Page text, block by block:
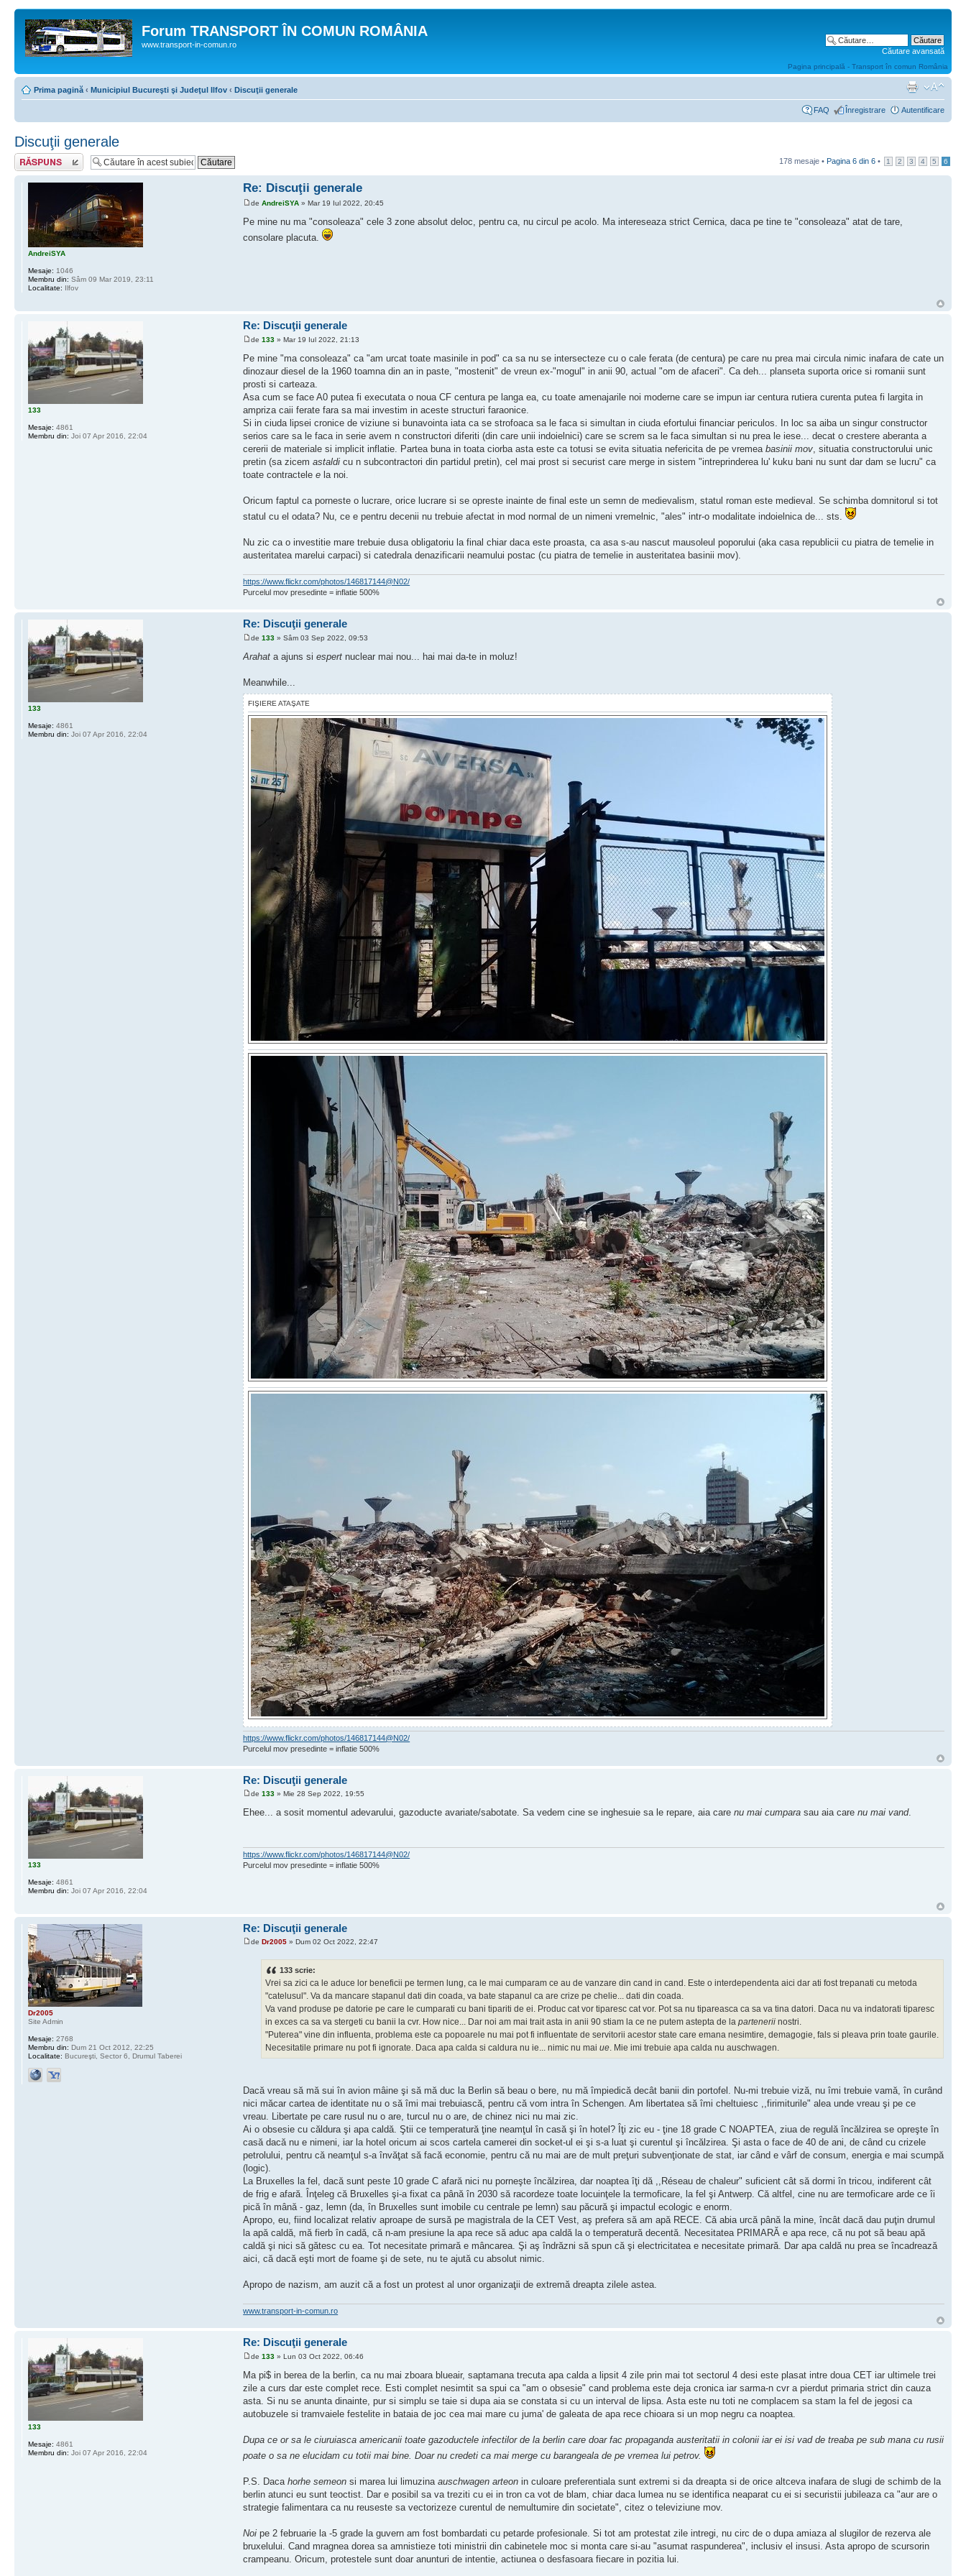
Forum TRANSPORT ÎN COMUN ROMÂNIA
www.transport-in-comun.ro
Căutare avansată
Pagina principală - Transport în comun România
Prima pagină ‹ Municipiul Bucureşti şi Judeţul Ilfov ‹ Discuţii generale
FAQ Înregistrare Autentificare
Discuţii generale
Răspunde 178 mesaje • Pagina 6 din 6 • 1 2 3 4 5 6
Re: Discuţii generale
deAndreiSYA » Mar 19 Iul 2022, 20:45
Pe mine nu ma "consoleaza" cele 3 zone absolut deloc, pentru ca, nu circul pe acolo. Ma intereseaza strict Cernica, daca pe tine te "consoleaza" atat de tare,
consolare placuta.
AndreiSYA
Mesaje: 1046
Membru din: Sâm 09 Mar 2019, 23:11
Localitate: Ilfov
Re: Discuţii generale
de133 » Mar 19 Iul 2022, 21:13
Pe mine "ma consoleaza" ca "am urcat toate masinile in pod" ca sa nu se intersecteze cu o cale ferata (de centura) pe care nu prea mai circula nimic inafara de cate un
dinozaur diesel de la 1960 toamna din an in paste, "mostenit" de vreun ex-"mogul" in anii 90, actual "om de afaceri". Ca deh... planseta suporta orice si romanii sunt
prosti si carteaza.
Asa cum se face A0 putea fi executata o noua CF centura pe langa ea, cu toate amenajarile noi moderne care se impun iar centura rutiera curenta putea fi largita in
ampriza caii ferate fara sa mai investim in aceste structuri faraonice.
Si in ciuda lipsei cronice de viziune si bunavointa iata ca se strofoaca sa le faca si simultan in ciuda efortului financiar periculos. In loc sa aiba un singur constructor
serios care sa le faca in serie avem n constructori diferiti (din care unii indoielnici) care se screm sa le faca simultan si nu prea le iese... decat o crestere aberanta a
cererii de materiale si implicit inflatie. Partea buna in toata ciorba asta este ca totusi se evita situatia nefericita de pe vremeabasinii mov , situatia constructorului unic
pretin (sa zicemastaldi cu n subcontractori din partidul pretin), cel mai prost si securist care merge in sistem "intreprinderea lu' kuku bani nu sunt dar dam se lucru" ca
toate contractelee la noi.
Oricum faptul ca porneste o lucrare, orice lucrare si se opreste inainte de final este un semn de medievalism, statul roman este medieval. Se schimba domnitorul si tot
statul cu el odata? Nu, ce e pentru decenii nu trebuie afectat in mod normal de un nimeni vremelnic, "ales" intr-o modalitate indoielnica de... sts.
Nu zic ca o investitie mare trebuie dusa obligatoriu la final chiar daca este proasta, ca asa s-au nascut mausoleul poporului (aka casa republicii cu piatra de temelie in
austeritatea marelui carpaci) si catedrala denazificarii neamului postac (cu piatra de temelie in austeritatea basinii mov).
https://www.flickr.com/photos/146817144@N02/
Purcelul mov presedinte = inflatie 500%
133
Mesaje: 4861
Membru din: Joi 07 Apr 2016, 22:04
Re: Discuţii generale
de133 » Sâm 03 Sep 2022, 09:53
Arahat a ajuns siespert nuclear mai nou... hai mai da-te in moluz!
Meanwhile...
FIŞIERE ATAŞATE
https://www.flickr.com/photos/146817144@N02/
Purcelul mov presedinte = inflatie 500%
133
Mesaje: 4861
Membru din: Joi 07 Apr 2016, 22:04
Re: Discuţii generale
de133 » Mie 28 Sep 2022, 19:55
Ehee... a sosit momentul adevarului, gazoducte avariate/sabotate. Sa vedem cine se inghesuie sa le repare, aia carenu mai cumpara sau aia carenu mai vand.
https://www.flickr.com/photos/146817144@N02/
Purcelul mov presedinte = inflatie 500%
133
Mesaje: 4861
Membru din: Joi 07 Apr 2016, 22:04
Re: Discuţii generale
de Dr2005 » Dum 02 Oct 2022, 22:47
133 scrie:
Vrei sa zici ca le aduce lor beneficii pe termen lung, ca le mai cumparam ce au de vanzare din cand in cand. Este o interdependenta aici dar ati fost trepanati cu metoda
"catelusul". Va da mancare stapanul dati din coada, va bate stapanul ca are crize pe chelie... dati din coada.
Va vand produse pe datorie pe care le cumparati cu bani tipariti de ei. Produc cat vor tiparesc cat vor. Pot sa nu tipareasca ca sa va tina datori. Daca nu va indatorati tiparesc
in exces ca sa va stergeti cu banii la cvr. How nice... Dar noi am mai trait asta in anii 90 stiam la ce ne putem astepta de lapartenerii nostri.
"Puterea" vine din influenta, problema este ca popoarele nu mai pot fi influentate de servitorii acestor state care emana nesimtire, demagogie, fals si pleava prin toate gaurile.
Necesitatile primare nu pot fi ignorate. Daca apa calda si caldura nu ie... nimic nu maiue . Mie imi trebuie apa calda nu auschwagen.
Dacă vreau să mă sui în avion mâine şi să mă duc la Berlin să beau o bere, nu mă împiedică decât banii din portofel. Nu-mi trebuie viză, nu îmi trebuie vamă, în curând
nici măcar cartea de identitate nu o să îmi mai trebuiască, pentru că vom intra în Schengen. Am libertatea să îmi cheltuiesc ,,firimiturile" alea unde vreau şi pe ce
vreau. Libertate pe care rusul nu o are, turcul nu o are, de chinez nici nu mai zic.
Ai o obsesie cu căldura şi apa caldă. Ştii ce temperatură ţine neamţul în casă şi în hotel? Îţi zic eu - ţine 18 grade C NOAPTEA, ziua de regulă încălzirea se opreşte în
casă dacă nu e nimeni, iar la hotel oricum ai scos cartela camerei din socket-ul ei şi s-a luat şi curentul şi încălzirea. Şi asta o face de 40 de ani, de când cu crizele
petrolului, pentru că neamţul s-a învăţat să facă economie, pentru că nu mai are de mult preţuri subvenţionate de stat, iar când e vârf de consum, energia e mai scumpă
(logic).
La Bruxelles la fel, dacă sunt peste 10 grade C afară nici nu porneşte încălzirea, dar noaptea îţi dă ,,Réseau de chaleur" suficient cât să dormi în tricou, indiferent cât
de frig e afară. Înţeleg că Bruxelles şi-a fixat ca până în 2030 să racordeze toate locuinţele la termoficare, la fel şi Antwerp. Că altfel, cine nu are termoficare arde ce îi
pică în mână - gaz, lemn (da, în Bruxelles sunt imobile cu centrale pe lemn) sau păcură şi impactul ecologic e enorm.
Apropo, eu, fiind localizat relativ aproape de sursă pe magistrala de la CET Vest, aş prefera să am apă RECE. Că abia urcă până la mine, încât dacă dau puţin drumul
la apă caldă, mă fierb în cadă, că n-am presiune la apa rece să aduc apa caldă la o temperatură decentă. Necesitatea PRIMARĂ e apa rece, că nu pot să beau apă
caldă şi nici să gătesc cu ea. Tot necesitate primară e mâncarea. Şi aş îndrăzni să spun că şi electricitatea e necesitate primară. Dar apa caldă nu prea se încadrează
aici, că dacă eşti mort de foame şi de sete, nu te ajută cu absolut nimic.
Apropo de nazism, am auzit că a fost un protest al unor organizaţii de extremă dreapta zilele astea.
www.transport-in-comun.ro
Dr2005
Site Admin
Mesaje: 2768
Membru din: Dum 21 Oct 2012, 22:25
Localitate: Bucureşti, Sector 6, Drumul Taberei
Re: Discuţii generale
de133 » Lun 03 Oct 2022, 06:46
Ma pi$ in berea de la berlin, ca nu mai zboara blueair, saptamana trecuta apa calda a lipsit 4 zile prin mai tot sectorul 4 desi este plasat intre doua CET iar ultimele trei
zile a curs dar este complet rece. Esti complet nesimtit sa spui ca "am o obsesie" cand problema este deja cronica iar sarma-n cvr a pierdut primaria strict din cauza
asta. Si nu se anunta dinainte, pur si simplu se taie si dupa aia se constata si cu un interval de lipsa. Asta este nu toti ne complacem sa stam la fel de jegosi ca
autobuzele si tramvaiele festelite in bataia de joc cea mai mare cu juma' de galeata de apa rece chioara si un mop negru ca noaptea.
Dupa ce or sa le ciuruiasca americanii toate gazoductele infectilor de la berlin care doar fac propaganda austeritatii in colonii iar ei isi vad de treaba pe sub mana cu rusii
poate o sa ne elucidam cu totii mai bine. Doar nu credeti ca mai merge cu barangeala de pe vremea lui petrov.
P.S. Dacahorhe semeon si marea lui limuzinaauschwagen arteon in culoare preferentiala sunt extremi si da dreapta si de orice altceva inafara de slugi de schimb de la
berlin atunci eu sunt teoctist. Dar e posibil sa va treziti cu ei in tron ca vot de blam, chiar daca lumea nu se identifica neaparat cu ei si securistii jubileaza ca "aur are o
strategie falimentara ca nu reuseste sa vectorizeze curentul de nemultumire din societate", citez o televiziune mov.
Noi pe 2 februarie la -5 grade la guvern am fost bombardati cu petarde profesionale. Si tot am protestat zile intregi, nu circ de o dupa amiaza al slugilor de rezerva ale
bruxelului. Cand mragnea dorea sa amnistieze toti ministrii din cabinetele moc si monta care si-au "asumat raspunderea", inclusiv el insusi. Asta apropo de scursorin
crampeanu. Oricum, protestele sunt doar anunturi de intentie, actiunea o desfasoara fiecare in pozitia lui.
133
Mesaje: 4861
Membru din: Joi 07 Apr 2016, 22:04